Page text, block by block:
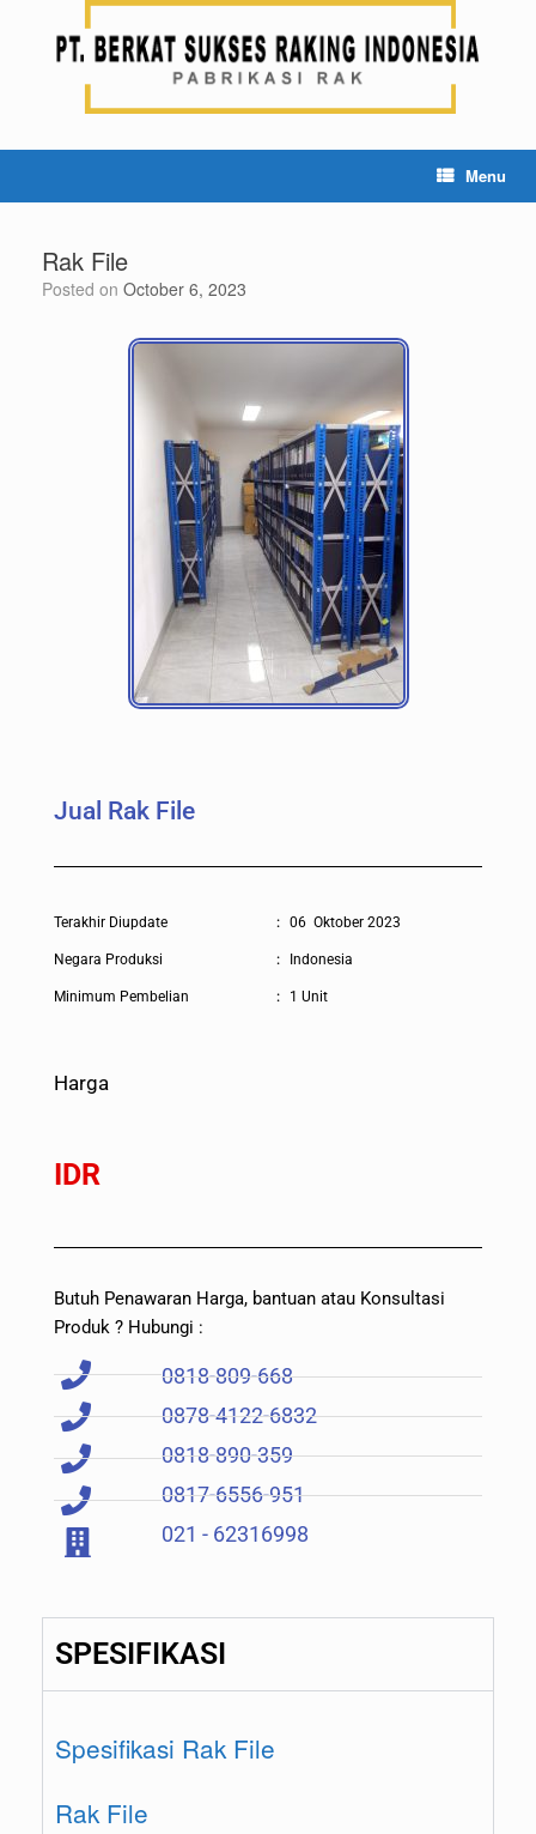
Menu
Rak File
Posted on October 6, 2023
Jual Rak File
Terakhir Diupdate
Negara Produksi
Minimum Pembelian
Harga
IDR
:
:
:
06 Oktober 2023
Indonesia
1 Unit
Butuh Penawaran Harga, bantuan atau Konsultasi
Produk ? Hubungi :
0818-809-668
0878-4122-6832
0818-890-359
0817-6556-951
021 - 62316998
SPESIFIKASI
Spesifikasi Rak File
Rak File